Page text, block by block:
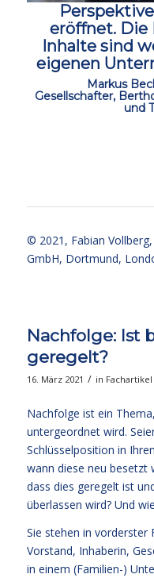
eröffnet. Die
Inhalte sind
eigenen
Markus
Gesellschafter,
und
© 2021, Fabian Vollberg
GmbH, Dortmund,
Nachfolge: Ist
geregelt?
16. März 2021 / in Fachartikel
Nachfolge ist ein
untergeordnet wird.
Schlüsselposition in
wann diese neu besetzt
dass dies geregelt ist
überlassen wird? Und
Sie stehen in vorderster
Vorstand, Inhaberin,
in einem (Familien-)